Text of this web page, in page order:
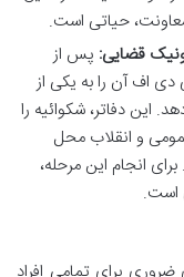
معاونت، حیاتی است.
قضایی: پس از
دی اف آن را به یکی از
این دفاتر، شکوائیه را
و انقلاب محل
انجام این مرحله،
است.